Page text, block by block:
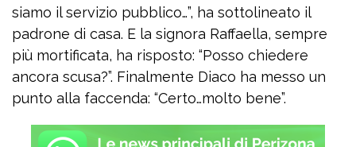
siamo il servizio pubblico…”, ha sottolineato il
padrone di casa. E la signora Raffaella, sempre
più mortificata, ha risposto: “Posso chiedere
ancora scusa?”. Finalmente Diaco ha messo un
punto alla faccenda: “Certo…molto bene”.